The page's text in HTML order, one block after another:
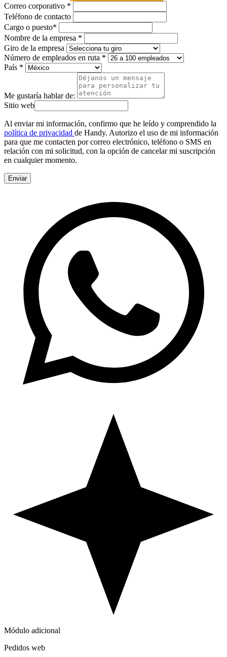
Correo corporativo *
Teléfono de contacto
Cargo o puesto*
Nombre de la empresa *
Giro de la empresa
Número de empleados en ruta *
País *
Me gustaría hablar de:
Sitio web
Al enviar mi información, confirmo que he leído y comprendido la
política de privacidad de Handy. Autorizo el uso de mi información
para que me contacten por correo electrónico, teléfono o SMS en
relación con mi solicitud, con la opción de cancelar mi suscripción
en cualquier momento.
Enviar
Módulo adicional
Pedidos web